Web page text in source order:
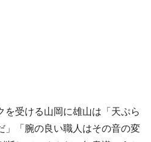
受ける山岡に雄山は「天ぷら
」「腕の良い職人はその音の変